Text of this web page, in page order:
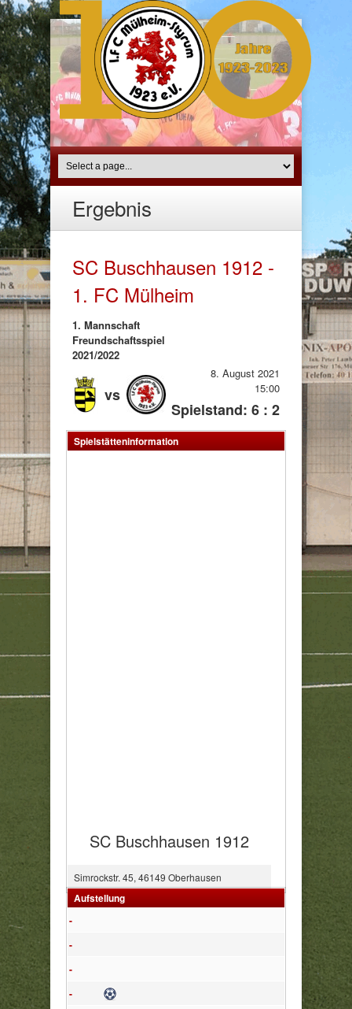
Ergebnis
SC Buschhausen 1912 -
1. FC Mülheim
1. Mannschaft
Freundschaftsspiel
2021/2022
vs
8. August 2021
15:00
Spielstand: 6 : 2
Spielstätteninformation
SC Buschhausen 1912
Simrockstr. 45, 46149 Oberhausen
Aufstellung
-
-
-
-